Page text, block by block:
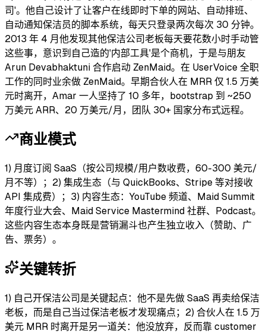
司'。他自己设计了让客户在线即时下单的网站、自动排班、
自动通知保洁员的脚本系统，每天只登录两次每次 30 分钟。
2013 年 4 月他发现其他保洁公司老板每天要花数小时手动管
这些事，意识到自己造的'内部工具'是个商机，于是与朋友
Arun Devabhaktuni 合作启动 ZenMaid。在 UserVoice 全职
工作的同时业余做 ZenMaid。早期合伙人在 MRR 仅 1.5 万美
元时离开，Amar 一人坚持了 10 多年，bootstrap 到 ~250
万美元 ARR、20 万美元/月，团队 30+ 国家分布式远程。
商业模式
1) 月度订阅 SaaS（按公司规模/用户数收费，60-300 美元/
月不等）；2) 集成生态（与 QuickBooks、Stripe 等对接收
API 集成费）；3) 内容生态：YouTube 频道、Maid Summit
年度行业大会、Maid Service Mastermind 社群、Podcast。
这些内容生态本身既是营销漏斗也产生独立收入（赞助、广
告、票务）。
关键转折
1) 自己开保洁公司是关键起点：他不是先做 SaaS 再卖给保洁
老板，而是自己当过保洁老板才发现痛点；2) 合伙人在 1.5 万
美元 MRR 时离开是另一道关：他没放弃，反而靠 customer